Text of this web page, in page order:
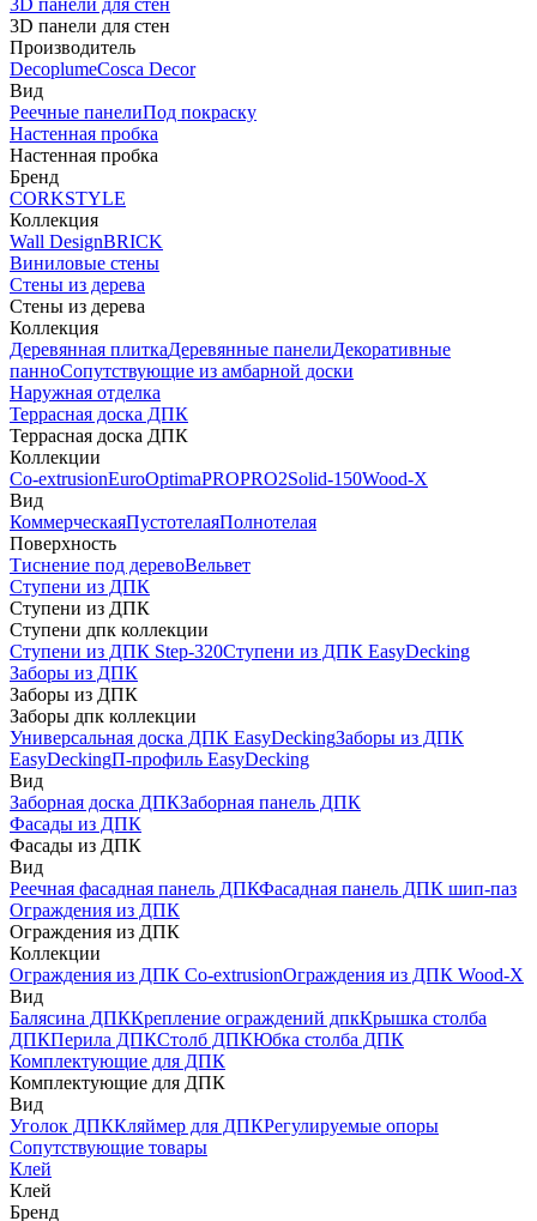
3D панели для стен
3D панели для стен
Производитель
DecoplumeCosca Decor
Вид
Реечные панелиПод покраску
Настенная пробка
Настенная пробка
Бренд
CORKSTYLE
Коллекция
Wall DesignBRICK
Виниловые стены
Стены из дерева
Стены из дерева
Коллекция
Деревянная плиткаДеревянные панелиДекоративные
панноСопутствующие из амбарной доски
Наружная отделка
Террасная доска ДПК
Террасная доска ДПК
Коллекции
Co-extrusionEuroOptimaPROPRO2Solid-150Wood-X
Вид
КоммерческаяПустотелаяПолнотелая
Поверхность
Тиснение под деревоВельвет
Ступени из ДПК
Ступени из ДПК
Ступени дпк коллекции
Ступени из ДПК Step-320Ступени из ДПК EasyDecking
Заборы из ДПК
Заборы из ДПК
Заборы дпк коллекции
Универсальная доска ДПК EasyDeckingЗаборы из ДПК
EasyDeckingП-профиль EasyDecking
Вид
Заборная доска ДПКЗаборная панель ДПК
Фасады из ДПК
Фасады из ДПК
Вид
Реечная фасадная панель ДПКФасадная панель ДПК шип-паз
Ограждения из ДПК
Ограждения из ДПК
Коллекции
Ограждения из ДПК Co-extrusionОграждения из ДПК Wood-X
Вид
Балясина ДПККрепление ограждений дпкКрышка столба
ДПКПерила ДПКСтолб ДПКЮбка столба ДПК
Комплектующие для ДПК
Комплектующие для ДПК
Вид
Уголок ДПККляймер для ДПКРегулируемые опоры
Сопутствующие товары
Клей
Клей
Бренд